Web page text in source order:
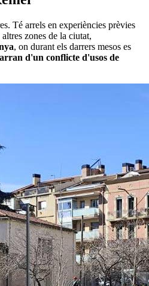
Té arrels en experiències prèvies
altres zones de la ciutat,
, on durant els darrers mesos es
arran d'un conflicte d'usos de